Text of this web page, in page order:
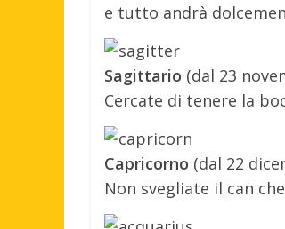
e tutto andrà
Sagittario (dal 23
Cercate di tenere la
Capricorno (dal 22
Non svegliate il can